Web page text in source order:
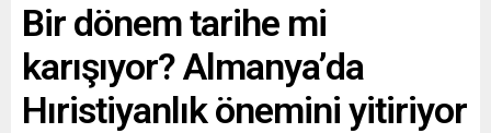
Bir dönem tarihe mi
karışıyor? Almanya’da
Hıristiyanlık önemini yitiriyor